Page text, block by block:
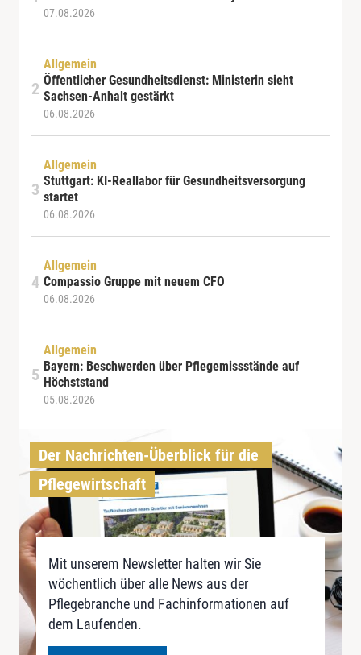
07.08.2026
Allgemein
Öffentlicher Gesundheitsdienst: Ministerin sieht
Sachsen-Anhalt gestärkt
06.08.2026
Allgemein
Stuttgart: KI-Reallabor für Gesundheitsversorgung
startet
06.08.2026
Allgemein
Compassio Gruppe mit neuem CFO
06.08.2026
Allgemein
Bayern: Beschwerden über Pflegemissstände auf
Höchststand
05.08.2026
Der Nachrichten-Überblick für die
Pflegewirtschaft
Mit unserem Newsletter halten wir Sie
wöchentlich über alle News aus der
Pflegebranche und Fachinformationen auf
dem Laufenden.